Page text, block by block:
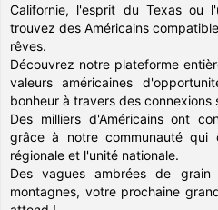
Californie, l'esprit du Texas ou
trouvez des Américains
rêves.
Découvrez notre plateforme
valeurs américaines
bonheur à travers des connexions
Des milliers d'Américains ont
grâce à notre communauté
régionale et l'unité nationale.
Des vagues ambrées de
montagnes, votre prochaine